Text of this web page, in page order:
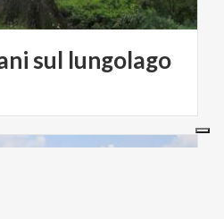
sul lungolago